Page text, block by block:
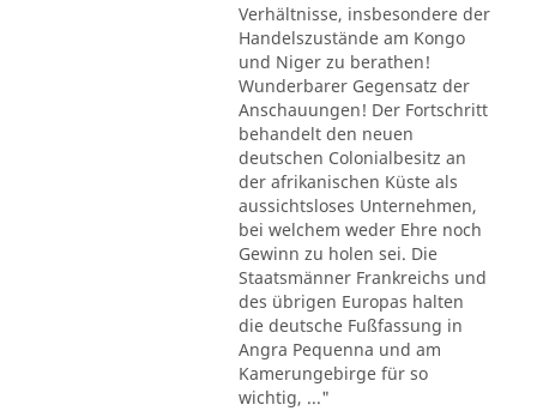
Verhältnisse, insbesondere der
Handelszustände am Kongo
und Niger zu berathen!
Wunderbarer Gegensatz der
Anschauungen! Der Fortschritt
behandelt den neuen
deutschen Colonialbesitz an
der afrikanischen Küste als
aussichtsloses Unternehmen,
bei welchem weder Ehre noch
Gewinn zu holen sei. Die
Staatsmänner Frankreichs und
des übrigen Europas halten
die deutsche Fußfassung in
Angra Pequenna und am
Kamerungebirge für so
wichtig, ..."